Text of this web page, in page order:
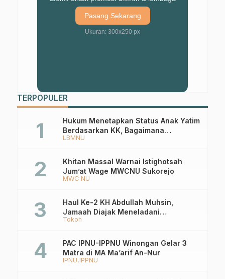
Pasang Sekarang
Ukuran: 300x250 px
TERPOPULER
LBMNU
Hukum Menetapkan Status Anak Yatim
Berdasarkan KK, Bagaimana
Ketentuannya?
MWC NU
Khitan Massal Warnai Istighotsah
Jum’at Wage MWCNU Sukorejo
Tokoh
Haul Ke-2 KH Abdullah Muhsin,
Jamaah Diajak Meneladani
Keistiqamahan
IPNU IPPNU
PAC IPNU-IPPNU Winongan Gelar 3
Matra di MA Ma’arif An-Nur